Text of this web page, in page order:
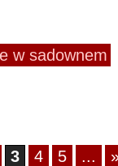
w sadownem
3 4 5 ...